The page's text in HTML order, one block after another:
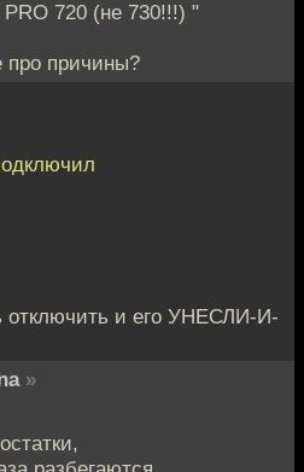
720 (не 730!!!) "
про причины?
и его УНЕСЛИ-И-
»